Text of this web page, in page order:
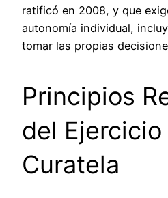
ratificó en 2008, y que
autonomía individual,
tomar las propias
Principios
del Ejercicio
Curatela